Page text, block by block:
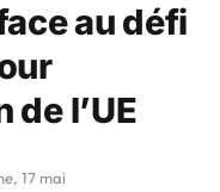
au défi
l’UE
17 mai